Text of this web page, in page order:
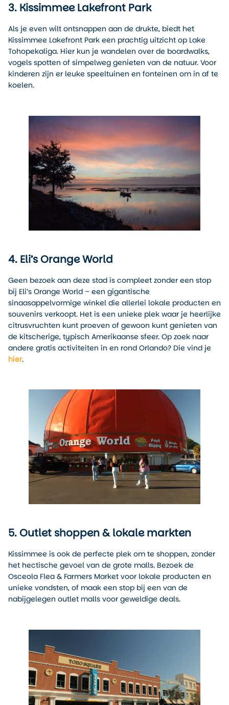
3. Kissimmee Lakefront Park
Als je even wilt ontsnappen aan de drukte, biedt het
Kissimmee Lakefront Park een prachtig uitzicht op Lake
Tohopekaliga. Hier kun je wandelen over de boardwalks,
vogels spotten of simpelweg genieten van de natuur. Voor
kinderen zijn er leuke speeltuinen en fonteinen om in af te
koelen.
4. Eli’s Orange World
Geen bezoek aan deze stad is compleet zonder een stop
bij Eli’s Orange World – een gigantische
sinaasappelvormige winkel die allerlei lokale producten en
souvenirs verkoopt. Het is een unieke plek waar je heerlijke
citrusvruchten kunt proeven of gewoon kunt genieten van
de kitscherige, typisch Amerikaanse sfeer. Op zoek naar
andere gratis activiteiten in en rond Orlando? Die vind je
hier.
5. Outlet shoppen & lokale markten
Kissimmee is ook de perfecte plek om te shoppen, zonder
het hectische gevoel van de grote malls. Bezoek de
Osceola Flea & Farmers Market voor lokale producten en
unieke vondsten, of maak een stop bij een van de
nabijgelegen outlet malls voor geweldige deals.